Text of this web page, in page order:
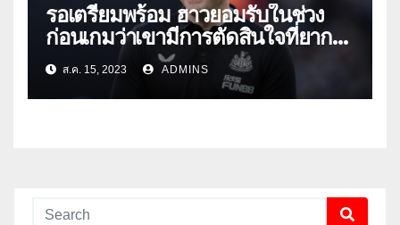
รอเตรียมพร้อม ฮาวยอมรับในช่วง
ก่อนเกมว่าเขามีการตัดสินใจที่ยาก
ลำบาก
ส.ค. 15, 2023 ADMINS